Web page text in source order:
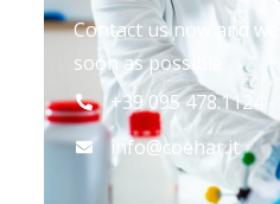
Contact us now and
soon as possible
+39 095 478.1124
info@coehar.it